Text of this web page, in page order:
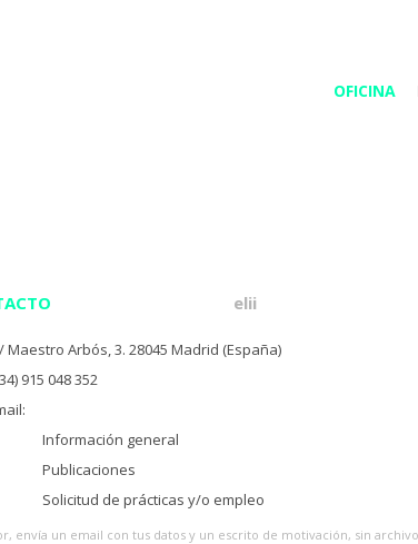
OFICINA
elii
Maestro Arbós, 3. 28045 Madrid (España)
915 048 352
Información general
Publicaciones
Solicitud de prácticas y/o empleo
envía un email con tus datos y un escrito de motivación, sin